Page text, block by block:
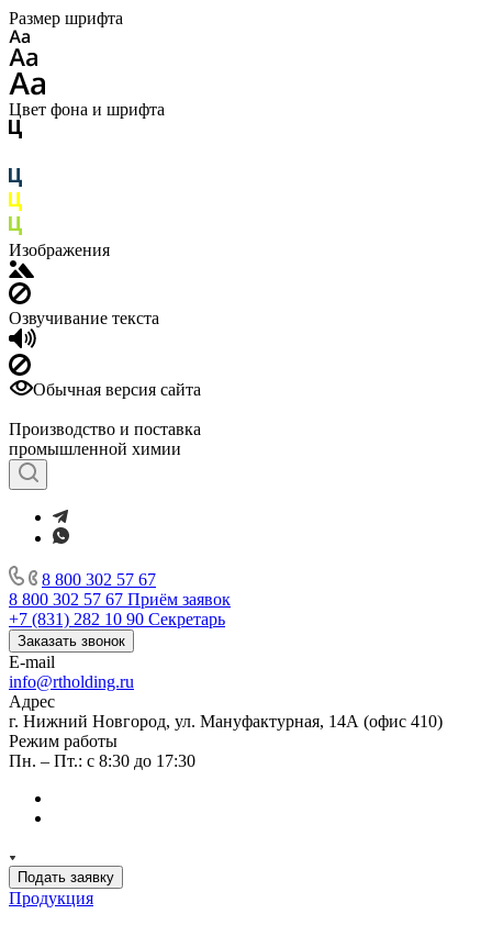
Размер шрифта
Цвет фона и шрифта
Изображения
Озвучивание текста
Обычная версия сайта
Производство и поставка
промышленной химии
8 800 302 57 67
8 800 302 57 67 Приём заявок
+7 (831) 282 10 90 Секретарь
Заказать звонок
E-mail
info@rtholding.ru
Адрес
г. Нижний Новгород, ул. Мануфактурная, 14А (офис 410)
Режим работы
Пн. – Пт.: с 8:30 до 17:30
Подать заявку
Продукция